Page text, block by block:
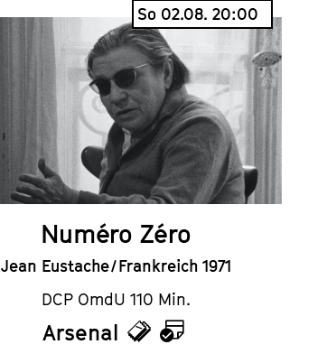
So 02.08. 20:00
Numéro Zéro
Jean Eustache / Frankreich 1971
DCP OmdU 110 Min.
Arsenal
TicketsKalender